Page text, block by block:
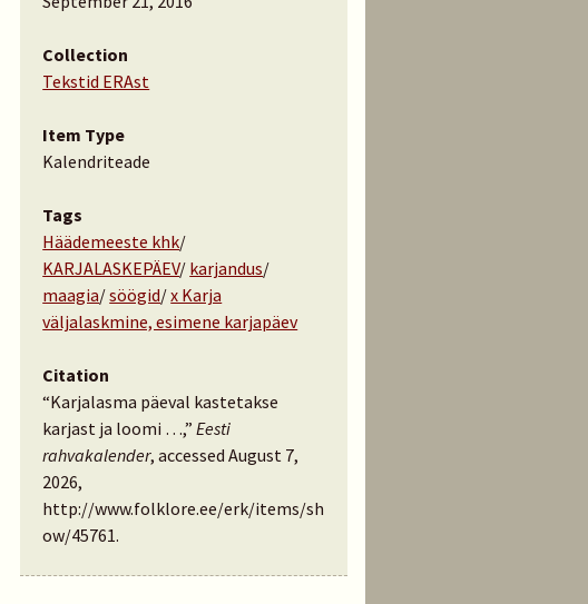
Collection
Tekstid ERAst
Item Type
Kalendriteade
Tags
Häädemeeste khk/
KARJALASKEPÄEV/ karjandus/
maagia/söögid/x Karja
väljalaskmine, esimene karjapäev
Citation
“Karjalasma päeval kastetakse
karjast ja loomi …,”Eesti
rahvakalender, accessed August 7,
2026,
http://www.folklore.ee/erk/items/sh
ow/45761.